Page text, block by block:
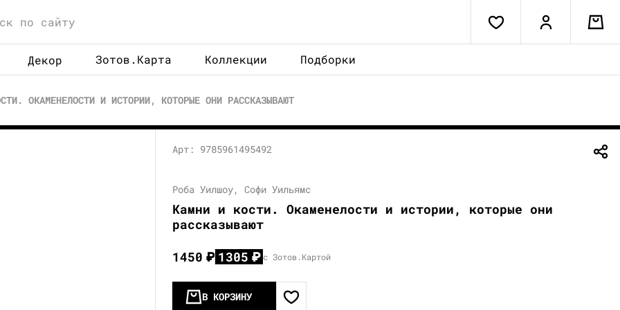
Декор Зотов.Карта Коллекции Подборки
ОКАМЕНЕЛОСТИ И ИСТОРИИ, КОТОРЫЕ ОНИ РАССКАЗЫВАЮТ
Арт: 9785961495492
Роба Уилшоу, Софи Уильямс
Камни и кости. Окаменелости и истории, которые они
рассказывают
1450₽ 1305₽ с Зотов.Картой
В КОРЗИНУ